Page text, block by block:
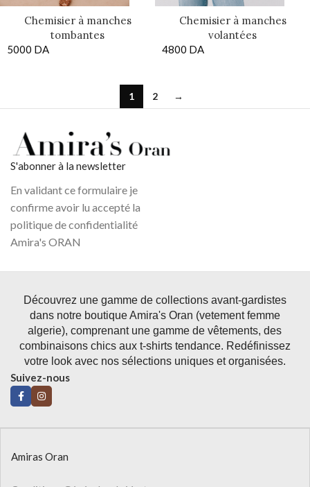
Chemisier à manches
tombantes
5000 DA
Chemisier à manches
volantées
4800 DA
1 2 →
S'abonner à la newsletter
En validant ce formulaire je
confirme avoir lu accepté la
politique de confidentialité
Amira's ORAN
Découvrez une gamme de collections avant-gardistes
dans notre boutique Amira's Oran (vetement femme
algerie), comprenant une gamme de vêtements, des
combinaisons chics aux t-shirts tendance. Redéfinissez
votre look avec nos sélections uniques et organisées.
Suivez-nous
Amiras Oran